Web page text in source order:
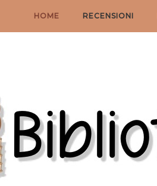
HOME RECENSIONI